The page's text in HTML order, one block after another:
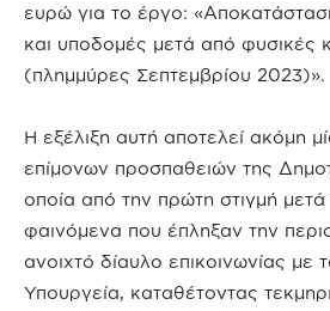
ευρώ για το έργο:
και υποδομές μετά από φυσικές
(πλημμύρες Σεπτεμβρίου 2023)».
Η εξέλιξη αυτή αποτελεί ακόμη
επίμονων προσπαθειών της
οποία από την πρώτη στιγμή μετά
φαινόμενα που έπληξαν την
ανοιχτό δίαυλο επικοινωνίας με
Υπουργεία, καταθέτοντας